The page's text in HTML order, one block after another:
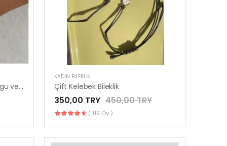
Gold Çelik Altın Kaplama Burgu ve Gold Çelik İtalyan Zincir Bileklik
KADIN BILEKLIK
Çift Kelebek Bileklik
350,00 TRY 450,00 TRY
( 119 Oy )